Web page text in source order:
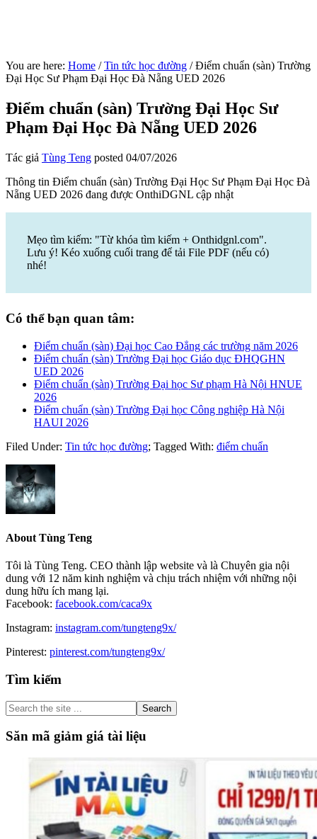
You are here: Home / Tin tức học đường /Điểm chuẩn (sàn) Trường
Đại Học Sư Phạm Đại Học Đà Nẵng UED 2026
Điểm chuẩn (sàn) Trường Đại Học Sư
Phạm Đại Học Đà Nẵng UED 2026
Tác giả Tùng Teng posted 04/07/2026
Thông tin Điểm chuẩn (sàn) Trường Đại Học Sư Phạm Đại Học Đà
Nẵng UED 2026 đang được OnthiDGNL cập nhật
Mẹo tìm kiếm: "Từ khóa tìm kiếm + Onthidgnl.com".
Lưu ý! Kéo xuống cuối trang để tải File PDF (nếu có)
nhé!
Có thể bạn quan tâm:
Điểm chuẩn (sàn) Đại học Cao Đẳng các trường năm 2026
Điểm chuẩn (sàn) Trường Đại học Giáo dục ĐHQGHN
UED 2026
Điểm chuẩn (sàn) Trường Đại học Sư phạm Hà Nội HNUE
2026
Điểm chuẩn (sàn) Trường Đại học Công nghiệp Hà Nội
HAUI 2026
Filed Under: Tin tức học đường; Tagged With: điểm chuẩn
About Tùng Teng
Tôi là Tùng Teng. CEO thành lập website và là Chuyên gia nội
dung với 12 năm kinh nghiệm và chịu trách nhiệm với những nội
dung hữu ích mang lại.
Facebook: facebook.com/caca9x
Instagram: instagram.com/tungteng9x/
Pinterest: pinterest.com/tungteng9x/
Primary
Sidebar
Tìm kiếm
Search
the
site
...
Săn mã giảm giá tài liệu